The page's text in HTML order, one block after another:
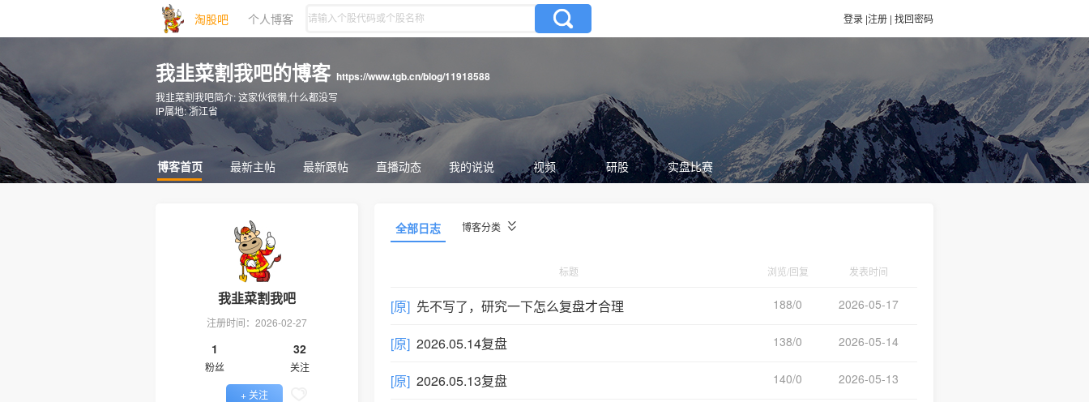
淘股吧 个人博客 登录 |注册 | 找回密码
我韭菜割我吧的博客 https://www.tgb.cn/blog/11918588
我韭菜割我吧简介:这家伙很懒,什么都没写
IP属地:浙江省
博客首页 最新主帖 最新跟帖 直播动态 我的说说 视频 研股 实盘比赛
我韭菜割我吧
注册时间：2026-02-27
1
粉丝
32
关注
+ 关注
全部日志 博客分类
标题 浏览/回复 发表时间
[原] 先不写了，研究一下怎么复盘才合理 188/0 2026-05-17
[原] 2026.05.14复盘 138/0 2026-05-14
[原] 2026.05.13复盘 140/0 2026-05-13